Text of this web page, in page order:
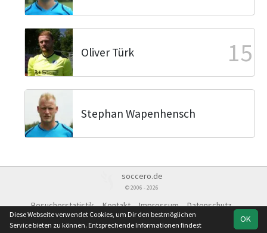
Oliver Türk 15
Stephan Wapenhensch
soccero.de
© 2006 - 2026
Besucherstatistik Kontakt Impressum
Datenschutz
OK
Diese Webseite verwendet Cookies, um Dir den bestmöglichen
Service bieten zu können. Entsprechende Informationen findest